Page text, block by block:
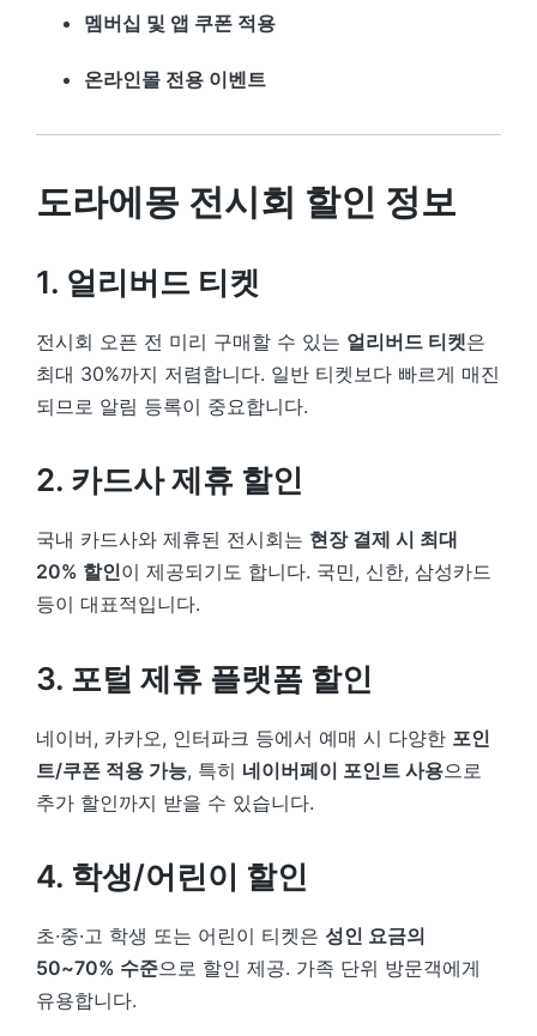
멤버십 및 앱 쿠폰 적용
온라인몰 전용 이벤트
도라에몽 전시회 할인 정보
1. 얼리버드 티켓
전시회 오픈 전 미리 구매할 수 있는 얼리버드 티켓은
최대 30%까지 저렴합니다. 일반 티켓보다 빠르게 매진
되므로 알림 등록이 중요합니다.
2. 카드사 제휴 할인
국내 카드사와 제휴된 전시회는 현장 결제 시 최대
20% 할인이 제공되기도 합니다. 국민, 신한, 삼성카드
등이 대표적입니다.
3. 포털 제휴 플랫폼 할인
네이버, 카카오, 인터파크 등에서 예매 시 다양한 포인
트/쿠폰 적용 가능, 특히 네이버페이 포인트 사용으로
추가 할인까지 받을 수 있습니다.
4. 학생/어린이 할인
초·중·고 학생 또는 어린이 티켓은 성인 요금의
50~70% 수준으로 할인 제공. 가족 단위 방문객에게
유용합니다.